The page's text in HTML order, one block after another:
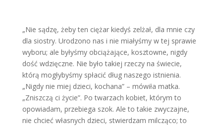
„Nie sądzę, żeby ten ciężar kiedyś zelżał, dla mnie czy
dla siostry. Urodzono nas i nie miałyśmy w tej sprawie
wyboru; ale byłyśmy obciążające, kosztowne, nigdy
dość wdzięczne. Nie było takiej rzeczy na świecie,
którą mogłybyśmy spłacić dług naszego istnienia.
„Nigdy nie miej dzieci, kochana” – mówiła matka.
„Zniszczą ci życie”. Po twarzach kobiet, którym to
opowiadam, przebiega szok. Ale to takie zwyczajne,
nie chcieć własnych dzieci, stwierdzam milcząco; to